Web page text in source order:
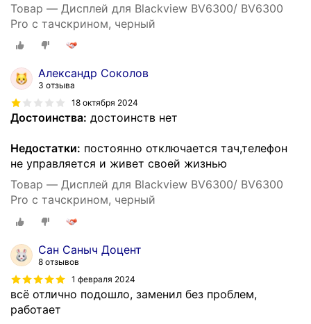
Товар — Дисплей для Blackview BV6300/ BV6300
Pro с тачскрином, черный
Александр Соколов
3 отзыва
18 октября 2024
Достоинства: достоинств нет
Недостатки: постоянно отключается тач,телефон
не управляется и живет своей жизнью
Товар — Дисплей для Blackview BV6300/ BV6300
Pro с тачскрином, черный
Сан Саныч Доцент
8 отзывов
1 февраля 2024
всё отлично подошло, заменил без проблем,
работает